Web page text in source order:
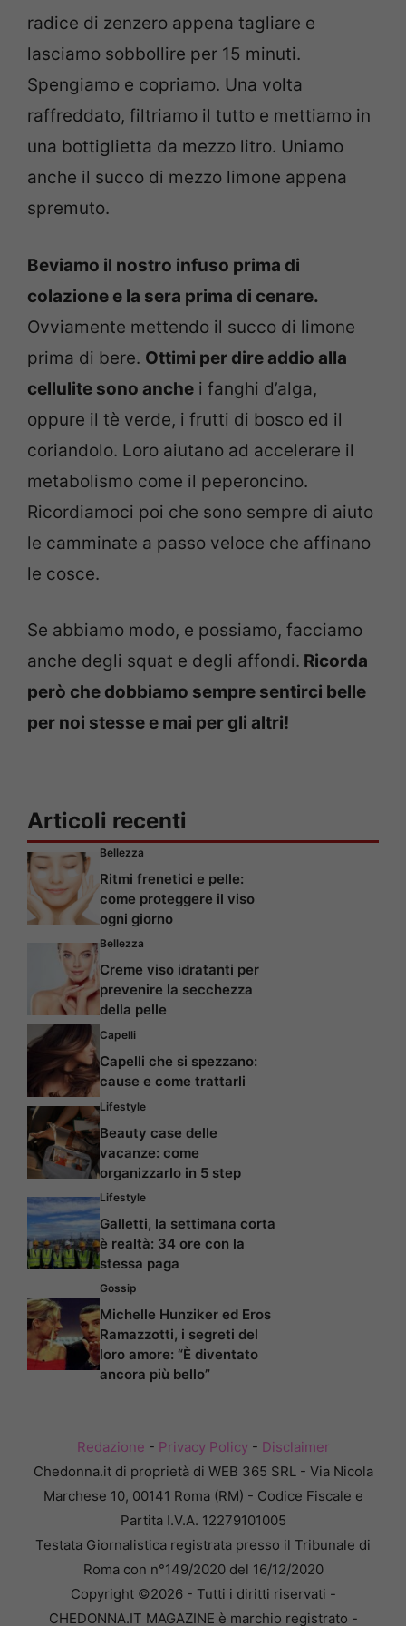
radice di zenzero appena tagliare e
lasciamo sobbollire per 15 minuti.
Spengiamo e copriamo. Una volta
raffreddato, filtriamo il tutto e mettiamo in
una bottiglietta da mezzo litro. Uniamo
anche il succo di mezzo limone appena
spremuto.
Beviamo il nostro infuso prima di
colazione e la sera prima di cenare.
Ovviamente mettendo il succo di limone
prima di bere. Ottimi per dire addio alla
cellulite sono anche i fanghi d’alga,
oppure il tè verde, i frutti di bosco ed il
coriandolo. Loro aiutano ad accelerare il
metabolismo come il peperoncino.
Ricordiamoci poi che sono sempre di aiuto
le camminate a passo veloce che affinano
le cosce.
Se abbiamo modo, e possiamo, facciamo
anche degli squat e degli affondi. Ricorda
però che dobbiamo sempre sentirci belle
per noi stesse e mai per gli altri!
Articoli recenti
Bellezza
Ritmi frenetici e pelle:
come proteggere il viso
ogni giorno
Bellezza
Creme viso idratanti per
prevenire la secchezza
della pelle
Capelli
Capelli che si spezzano:
cause e come trattarli
Lifestyle
Beauty case delle
vacanze: come
organizzarlo in 5 step
Lifestyle
Galletti, la settimana corta
è realtà: 34 ore con la
stessa paga
Gossip
Michelle Hunziker ed Eros
Ramazzotti, i segreti del
loro amore: “È diventato
ancora più bello”
Redazione - Privacy Policy- Disclaimer
Chedonna.it di proprietà di WEB 365 SRL - Via Nicola
Marchese 10, 00141 Roma (RM) - Codice Fiscale e
Partita I.V.A. 12279101005
Testata Giornalistica registrata presso il Tribunale di
Roma con n°149/2020 del 16/12/2020
Copyright ©2026 - Tutti i diritti riservati -
CHEDONNA.IT MAGAZINE è marchio registrato -